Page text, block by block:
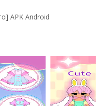
APK Android